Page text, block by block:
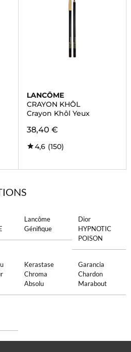
LANCÔME
CRAYON KHÔL
Crayon Khôl Yeux
38,40 €
4,6 (150)
Lancôme
Génifique
Dior
HYPNOTIC
POISON
Kerastase
Chroma
Absolu
Garancia
Chardon
Marabout